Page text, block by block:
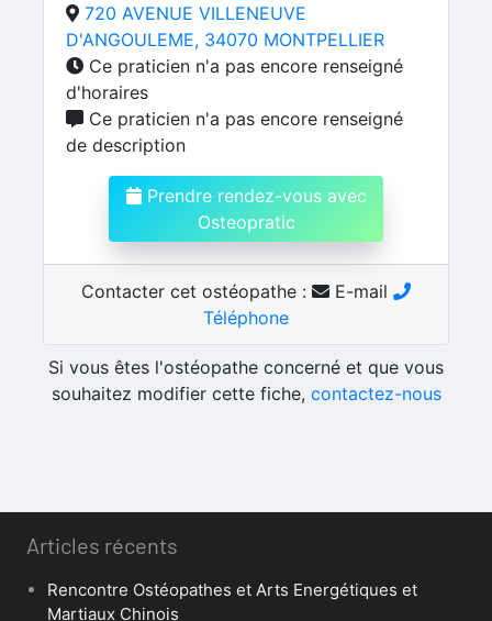
720 AVENUE VILLENEUVE
D'ANGOULEME, 34070 MONTPELLIER
Ce praticien n'a pas encore renseigné
d'horaires
Ce praticien n'a pas encore renseigné
de description
Prendre rendez-vous avec
Osteopratic
Contacter cet ostéopathe :
E-mail
Téléphone
Si vous êtes l'ostéopathe concerné et que vous
souhaitez modifier cette fiche, contactez-nous
Articles récents
Rencontre Ostéopathes et Arts Energétiques et
Martiaux Chinois